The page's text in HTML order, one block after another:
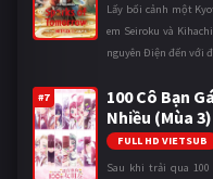
Lấy bối cảnh một
em Seiroku và
nguyên Điện đến với
#7
100 Cô Bạn
Nhiều (Mùa 3)
FULL HD VIETSUB
Sau khi trải qua